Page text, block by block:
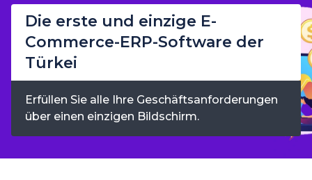
Die erste und einzige E-
Commerce-ERP-Software der
Türkei
Erfüllen Sie alle Ihre Geschäftsanforderungen
über einen einzigen Bildschirm.